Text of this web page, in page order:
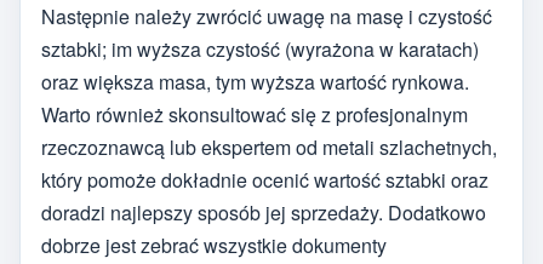
Następnie należy zwrócić uwagę na masę i czystość
sztabki; im wyższa czystość (wyrażona w karatach)
oraz większa masa, tym wyższa wartość rynkowa.
Warto również skonsultować się z profesjonalnym
rzeczoznawcą lub ekspertem od metali szlachetnych,
który pomoże dokładnie ocenić wartość sztabki oraz
doradzi najlepszy sposób jej sprzedaży. Dodatkowo
dobrze jest zebrać wszystkie dokumenty